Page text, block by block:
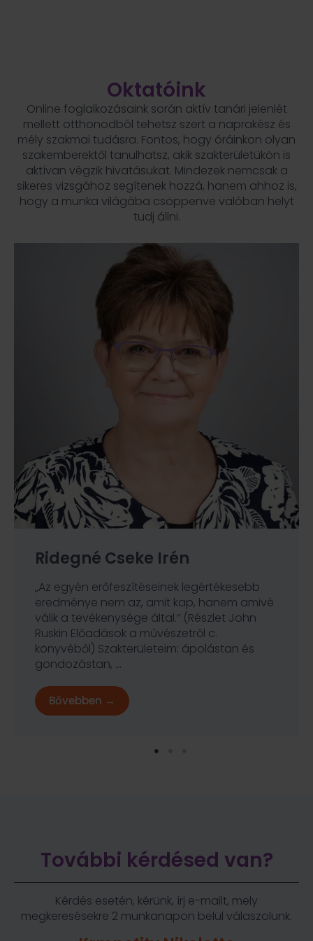
Oktatóink
Online foglalkozásaink során aktív tanári jelenlét
mellett otthonodból tehetsz szert a naprakész és
mély szakmai tudásra. Fontos, hogy óráinkon olyan
szakemberektől tanulhatsz, akik szakterületükön is
aktívan végzik hivatásukat. Mindezek nemcsak a
sikeres vizsgához segítenek hozzá, hanem ahhoz is,
hogy a munka világába csöppenve valóban helyt
tudj állni.
Rácz Zoltán
„Lehet, hogy elfelejtik mit mondtál nekik, de
soha nem fogják elfelejteni, hogy hogyan
érezték magukat szavaidtól.” (Carl Wiliam
Buehner) Szakterületeim: klinikai kémia,
immunkémia, mikrobiológia,
haemosztazeológia, ...
Bővebben →
További kérdésed van?
Kérdés esetén, kérünk, írj e-mailt, mely
megkeresésekre 2 munkanapon belül válaszolunk.